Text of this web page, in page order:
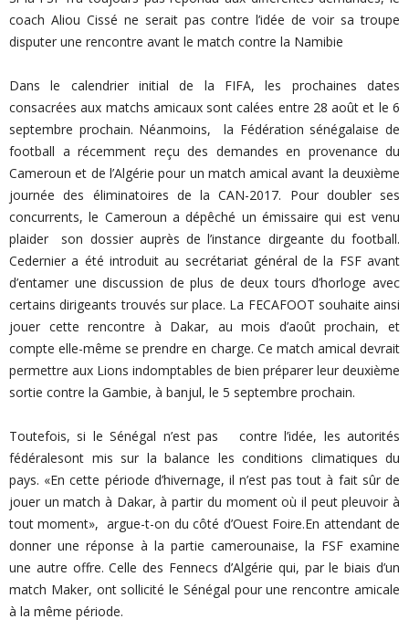
coach Aliou Cissé ne serait pas contre l’idée de voir sa troupe
disputer une rencontre avant le match contre la Namibie
Dans le calendrier initial de la FIFA, les prochaines dates
consacrées aux matchs amicaux sont calées entre 28 août et le 6
septembre prochain. Néanmoins, la Fédération sénégalaise de
football a récemment reçu des demandes en provenance du
Cameroun et de l’Algérie pour un match amical avant la deuxième
journée des éliminatoires de la CAN-2017. Pour doubler ses
concurrents, le Cameroun a dépêché un émissaire qui est venu
plaider son dossier auprès de l’instance dirgeante du football.
Cedernier a été introduit au secrétariat général de la FSF avant
d’entamer une discussion de plus de deux tours d’horloge avec
certains dirigeants trouvés sur place. La FECAFOOT souhaite ainsi
jouer cette rencontre à Dakar, au mois d’août prochain, et
compte elle-même se prendre en charge. Ce match amical devrait
permettre aux Lions indomptables de bien préparer leur deuxième
sortie contre la Gambie, à banjul, le 5 septembre prochain.
Toutefois, si le Sénégal n’est pas contre l’idée, les autorités
fédéralesont mis sur la balance les conditions climatiques du
pays. «En cette période d’hivernage, il n’est pas tout à fait sûr de
jouer un match à Dakar, à partir du moment où il peut pleuvoir à
tout moment», argue-t-on du côté d’Ouest Foire.En attendant de
donner une réponse à la partie camerounaise, la FSF examine
une autre offre. Celle des Fennecs d’Algérie qui, par le biais d’un
match Maker, ont sollicité le Sénégal pour une rencontre amicale
à la même période.